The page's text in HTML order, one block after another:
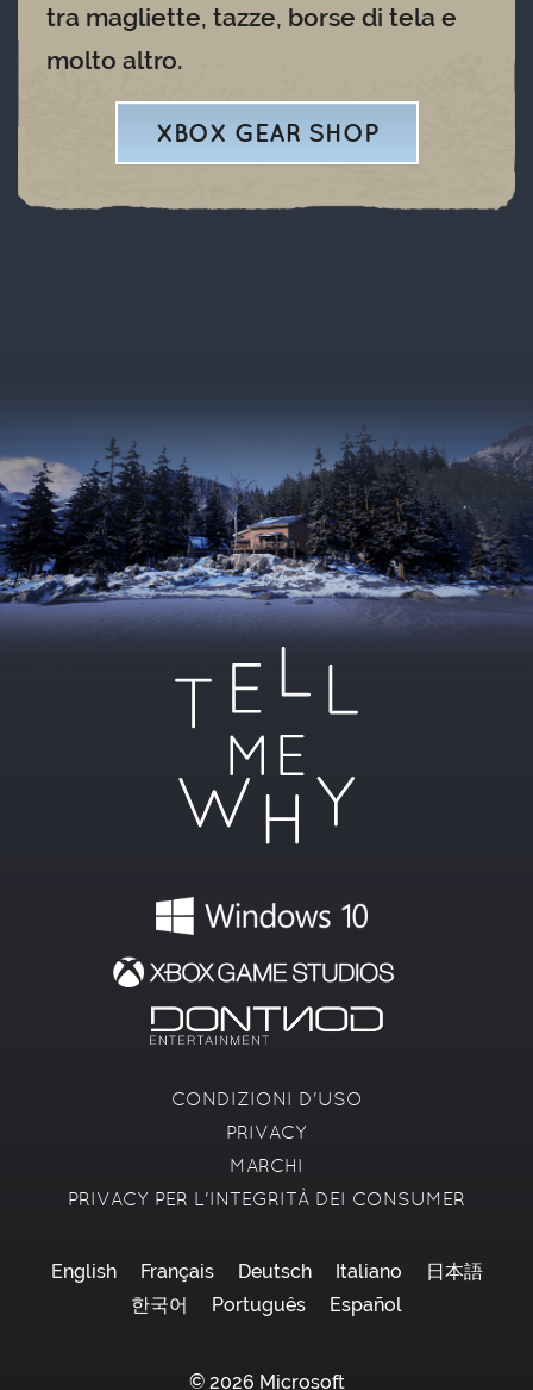
tra magliette, tazze, borse di tela e
molto altro.
XBOX GEAR SHOP
CONDIZIONI D'USO
PRIVACY
MARCHI
PRIVACY PER L'INTEGRITÀ DEI CONSUMER
English Français Deutsch Italiano
日本語
한국어
Português Español
© 2026 Microsoft